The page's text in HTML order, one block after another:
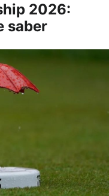
2026:
saber